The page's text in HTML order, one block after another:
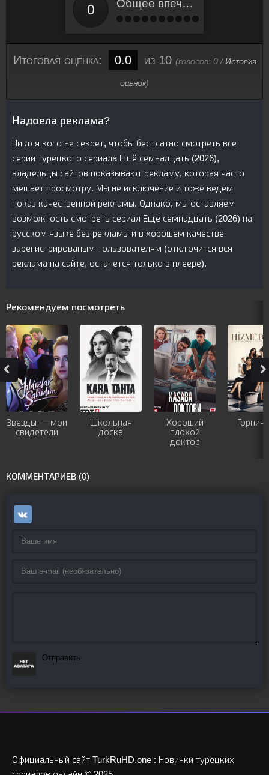
Общее впечатление
Итоговая оценка: 0.0 из 10 (голосов: 0/История
оценок)
Надоела реклама?
Ни для кого не секрет, чтобы бесплатно смотреть все
серии турецкого сериалa Ещё семнадцать (2026),
владельцы сайтов показывают рекламу, которая часто
мешает просмотру. Мы не исключение и тоже ведем
показ качественной рекламы. Однако, мы оставляем
возможность смотреть сериал Ещё семнадцать (2026) на
русском языке без рекламы и в хорошем качестве
зарегистрированым пользователям (отключится вся
реклама на сайте, останется только в плеере).
Рекомендуем посмотреть
Звезды — мои
свидетели
Школьная
доска
Хороший
плохой
доктор
КОММЕНТАРИЕВ (0)
Отправить
Официальный сайт TurkRuHD.one : Новинки турецких